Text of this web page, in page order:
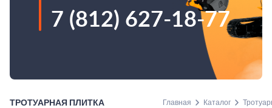
7 (812) 627-18-77
ТРОТУАРНАЯ ПЛИТКА Главная Каталог